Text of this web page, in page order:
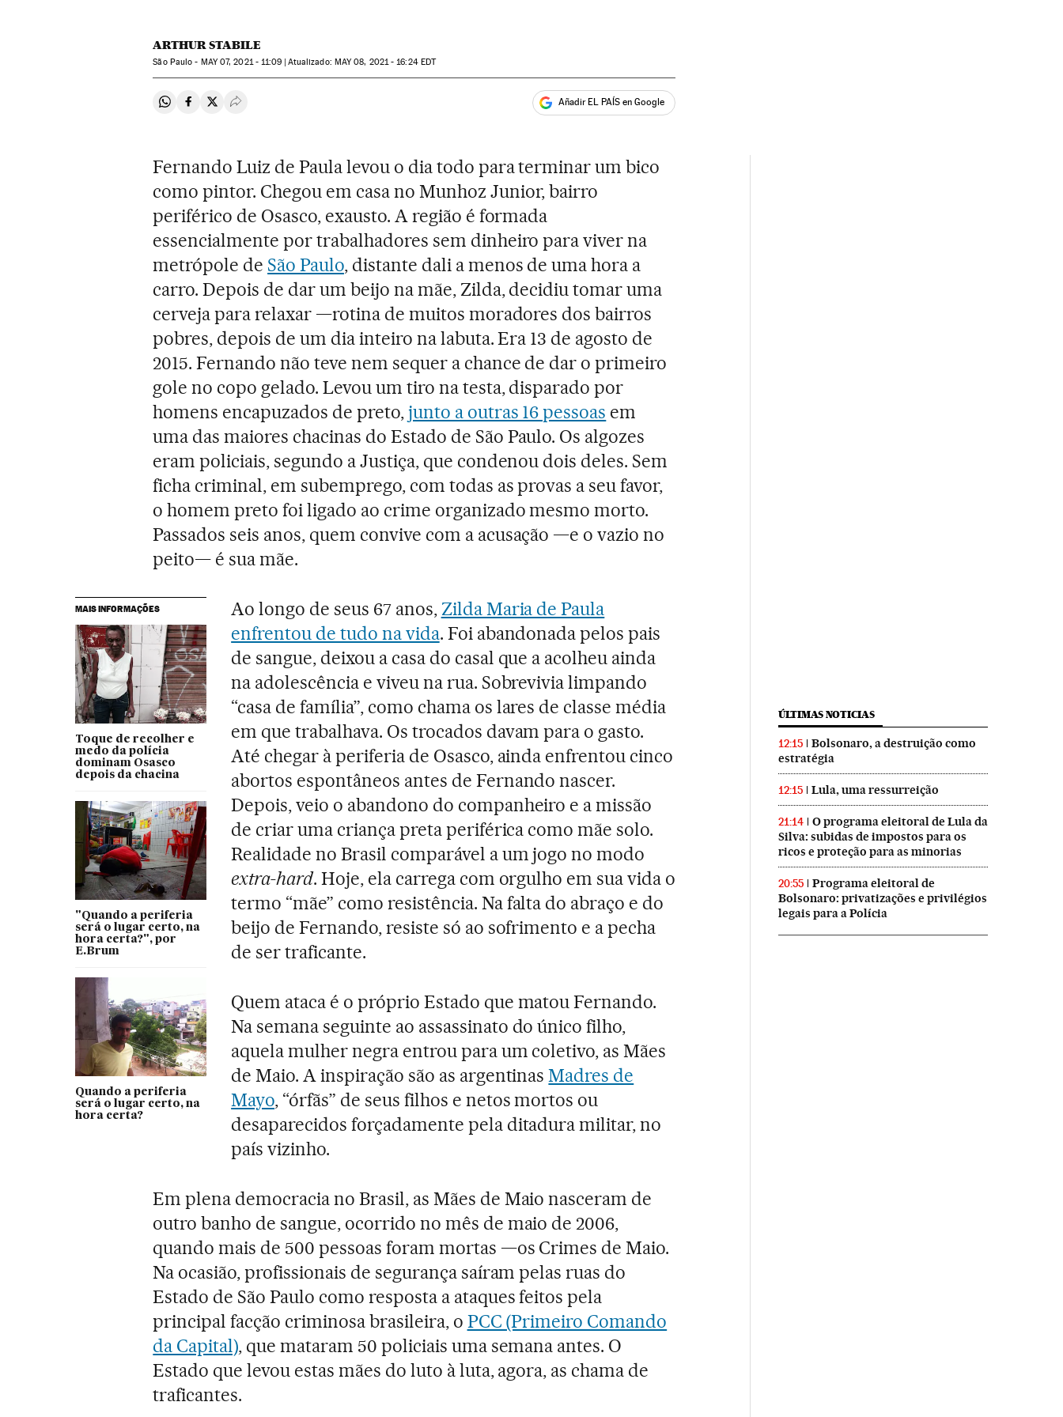
ARTHUR STABILE
São Paulo - MAY07, 2021 - 11:09 atualizado: MAY08, 2021 - 16:24EDT
Compartir en Whatsapp
Compartir en Facebook
Compartir en Twitter
Desplegar Redes Sociales Añadir EL PAÍS en Google
Fernando Luiz de Paula levou o dia todo para terminar um bico
como pintor. Chegou em casa no Munhoz Junior, bairro
periférico de Osasco, exausto. A região é formada
essencialmente por trabalhadores sem dinheiro para viver na
metrópole de São Paulo, distante dali a menos de uma hora a
carro. Depois de dar um beijo na mãe, Zilda, decidiu tomar uma
cerveja para relaxar —rotina de muitos moradores dos bairros
pobres, depois de um dia inteiro na labuta. Era 13 de agosto de
2015. Fernando não teve nem sequer a chance de dar o primeiro
gole no copo gelado. Levou um tiro na testa, disparado por
homens encapuzados de preto,junto a outras 16 pessoas em
uma das maiores chacinas do Estado de São Paulo. Os algozes
eram policiais, segundo a Justiça, que condenou dois deles. Sem
ficha criminal, em subemprego, com todas as provas a seu favor,
o homem preto foi ligado ao crime organizado mesmo morto.
Passados seis anos, quem convive com a acusação —e o vazio no
peito— é sua mãe.
MAIS INFORMAÇÕES
Toque de recolher e
medo da polícia
dominam Osasco
depois da chacina
"Quando a periferia
será o lugar certo, na
hora certa?", por
E.Brum
Quando a periferia
será o lugar certo, na
hora certa?
Ao longo de seus 67 anos, Zilda Maria de Paula
enfrentou de tudo na vida. Foi abandonada pelos pais
de sangue, deixou a casa do casal que a acolheu ainda
na adolescência e viveu na rua. Sobrevivia limpando
“casa de família”, como chama os lares de classe média
em que trabalhava. Os trocados davam para o gasto.
Até chegar à periferia de Osasco, ainda enfrentou cinco
abortos espontâneos antes de Fernando nascer.
Depois, veio o abandono do companheiro e a missão
de criar uma criança preta periférica como mãe solo.
Realidade no Brasil comparável a um jogo no modo
extra-hard. Hoje, ela carrega com orgulho em sua vida o
termo “mãe” como resistência. Na falta do abraço e do
beijo de Fernando, resiste só ao sofrimento e a pecha
de ser traficante.
Quem ataca é o próprio Estado que matou Fernando.
Na semana seguinte ao assassinato do único filho,
aquela mulher negra entrou para um coletivo, as Mães
de Maio. A inspiração são as argentinasMadres de
Mayo, “órfãs” de seus filhos e netos mortos ou
desaparecidos forçadamente pela ditadura militar, no
país vizinho.
Em plena democracia no Brasil, as Mães de Maio nasceram de
outro banho de sangue, ocorrido no mês de maio de 2006,
quando mais de 500 pessoas foram mortas —os Crimes de Maio.
Na ocasião, profissionais de segurança saíram pelas ruas do
Estado de São Paulo como resposta a ataques feitos pela
principal facção criminosa brasileira, o PCC (Primeiro Comando
da Capital), que mataram 50 policiais uma semana antes. O
Estado que levou estas mães do luto à luta, agora, as chama de
traficantes.
ÚLTIMAS NOTICIAS
12:15
Bolsonaro, a destruição como
estratégia
12:15 Lula, uma ressurreição
21:14
O programa eleitoral de Lula da
Silva: subidas de impostos para os
ricos e proteção para as minorias
20:55
Programa eleitoral de
Bolsonaro: privatizações e privilégios
legais para a Polícia